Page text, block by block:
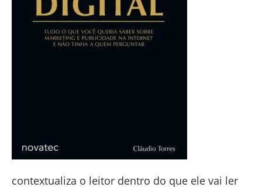
contextualiza o leitor dentro do que ele vai ler